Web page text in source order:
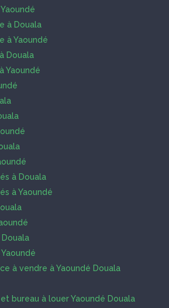
à Douala
à Yaoundé
Douala
Yaoundé
à Douala
à Yaoundé
à vendre à Yaoundé Douala
bureau à louer Yaoundé Douala